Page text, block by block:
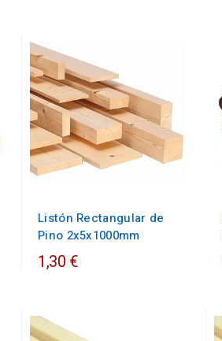
Listón Rectangular de
Pino 2x5x1000mm
1,30 €